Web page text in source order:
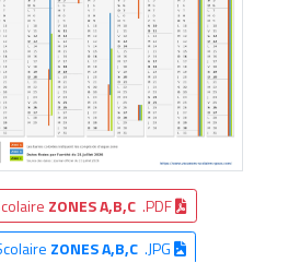
ZONES A,B,C .PDF
ZONES A,B,C.JPG